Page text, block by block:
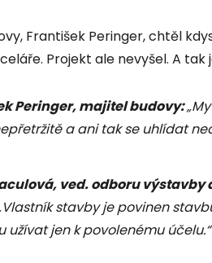
František Peringer, chtěl
Projekt ale nevyšel. A
Peringer, majitel budovy:
a ani tak se uhlídat
ved. odboru
stavby je povinen
užívat jen k povolenému účelu.“